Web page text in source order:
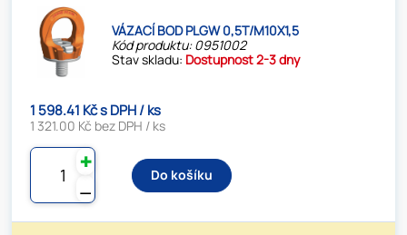
VÁZACÍ BOD PLGW 0,5T/M10X1,5
Kód produktu: 0951002
Stav skladu: Dostupnost 2-3 dny
1 598.41 Kč s DPH / ks
1 321.00 Kč bez DPH / ks
⚊
✚
Do košíku